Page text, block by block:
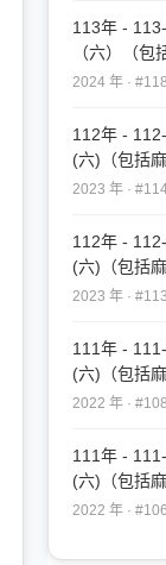
113年 -
（六）（包
婦產科、復
2024 年 ·
112年 -
(六)（包括
產科、復健
2023 年 ·
112年 -
(六)（包括
產科、復健
2023 年 ·
111年 -
(六)（包括
產科、復健
2022 年 ·
111年 -
(六)（包括
產科、復健
2022 年 ·